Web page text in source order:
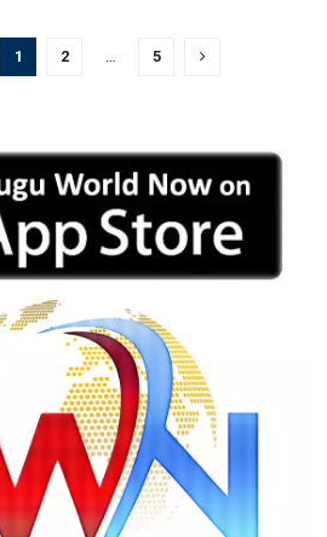
1 2 5